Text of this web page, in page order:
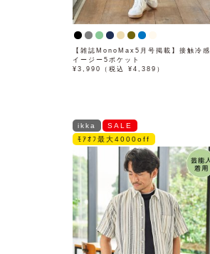
【雑誌MonoMax5月号掲載】接触冷感
イージー5ポケット
¥3,990（税込 ¥4,389）
ikka
SALE
ﾓｱｵﾌ最大4000off